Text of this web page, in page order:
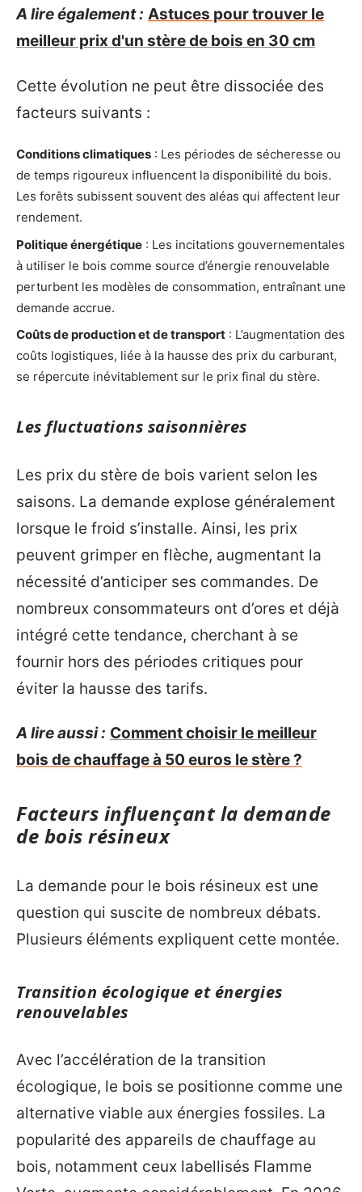
A lire également : Astuces pour trouver le
meilleur prix d'un stère de bois en 30 cm
Cette évolution ne peut être dissociée des
facteurs suivants :
Conditions climatiques : Les périodes de sécheresse ou
de temps rigoureux influencent la disponibilité du bois.
Les forêts subissent souvent des aléas qui affectent leur
rendement.
Politique énergétique : Les incitations gouvernementales
à utiliser le bois comme source d’énergie renouvelable
perturbent les modèles de consommation, entraînant une
demande accrue.
Coûts de production et de transport : L’augmentation des
coûts logistiques, liée à la hausse des prix du carburant,
se répercute inévitablement sur le prix final du stère.
Les fluctuations saisonnières
Les prix du stère de bois varient selon les
saisons. La demande explose généralement
lorsque le froid s’installe. Ainsi, les prix
peuvent grimper en flèche, augmentant la
nécessité d’anticiper ses commandes. De
nombreux consommateurs ont d’ores et déjà
intégré cette tendance, cherchant à se
fournir hors des périodes critiques pour
éviter la hausse des tarifs.
A lire aussi : Comment choisir le meilleur
bois de chauffage à 50 euros le stère ?
Facteurs influençant la demande
de bois résineux
La demande pour le bois résineux est une
question qui suscite de nombreux débats.
Plusieurs éléments expliquent cette montée.
Transition écologique et énergies
renouvelables
Avec l’accélération de la transition
écologique, le bois se positionne comme une
alternative viable aux énergies fossiles. La
popularité des appareils de chauffage au
bois, notamment ceux labellisés Flamme